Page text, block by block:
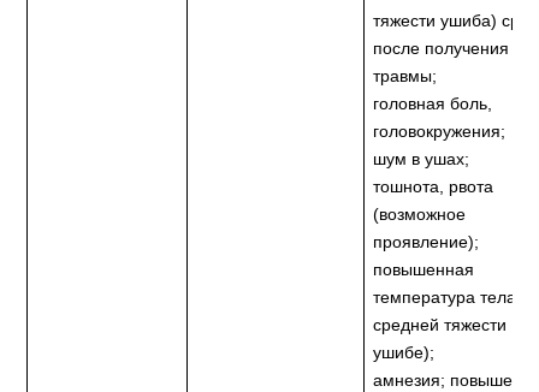
тяжести ушиба)
после получения
травмы;
головная боль,
головокружения;
шум в ушах;
тошнота, рвота
(возможное
проявление);
повышенная
температура тела
средней тяжести
ушибе);
амнезия;